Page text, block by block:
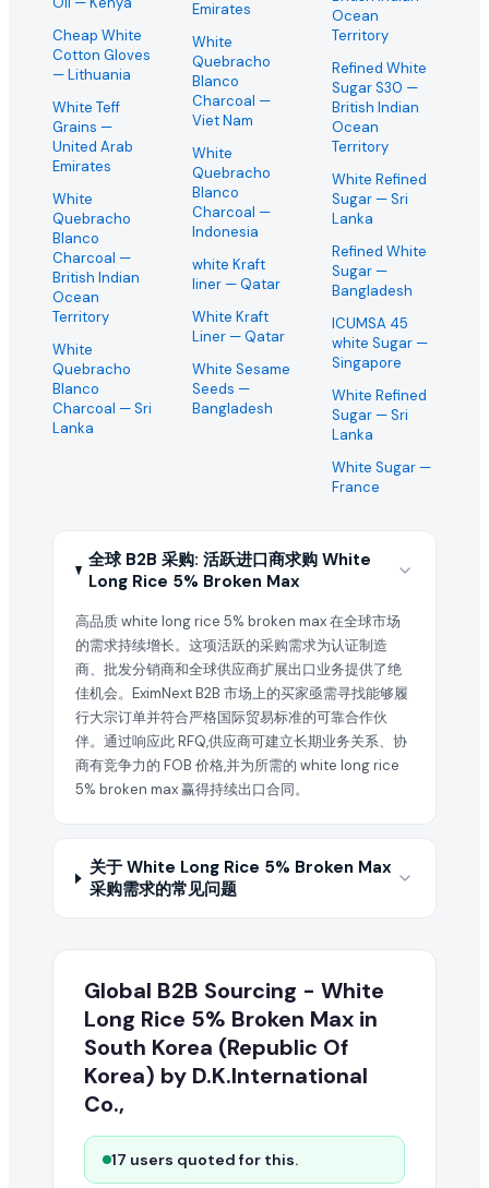
Cheap White
Cotton Gloves
— Lithuania
White Teff
Grains —
United Arab
Emirates
White
Quebracho
Blanco
Charcoal —
British Indian
Ocean
Territory
White
Quebracho
Blanco
Charcoal — Sri
Lanka
Emirates
White
Quebracho
Blanco
Charcoal —
Viet Nam
White
Quebracho
Blanco
Charcoal —
Indonesia
white Kraft
liner — Qatar
White Kraft
Liner — Qatar
White Sesame
Seeds —
Bangladesh
Ocean
Territory
Refined White
Sugar S30 —
British Indian
Ocean
Territory
White Refined
Sugar — Sri
Lanka
Refined White
Sugar —
Bangladesh
ICUMSA 45
white Sugar —
Singapore
White Refined
Sugar — Sri
Lanka
White Sugar —
France
全球 B2B 采购: 活跃进口商求购 White
Long Rice 5% Broken Max
高品质 white long rice 5% broken max 在全球市场
的需求持续增长。这项活跃的采购需求为认证制造
商、批发分销商和全球供应商扩展出口业务提供了绝
佳机会。EximNext B2B 市场上的买家亟需寻找能够履
行大宗订单并符合严格国际贸易标准的可靠合作伙
伴。通过响应此 RFQ,供应商可建立长期业务关系、协
商有竞争力的 FOB 价格,并为所需的 white long rice
5% broken max 赢得持续出口合同。
关于 White Long Rice 5% Broken Max
采购需求的常见问题
Global B2B Sourcing - White
Long Rice 5% Broken Max in
South Korea (Republic Of
Korea) by D.K.International
Co.,
17 users quoted for this.